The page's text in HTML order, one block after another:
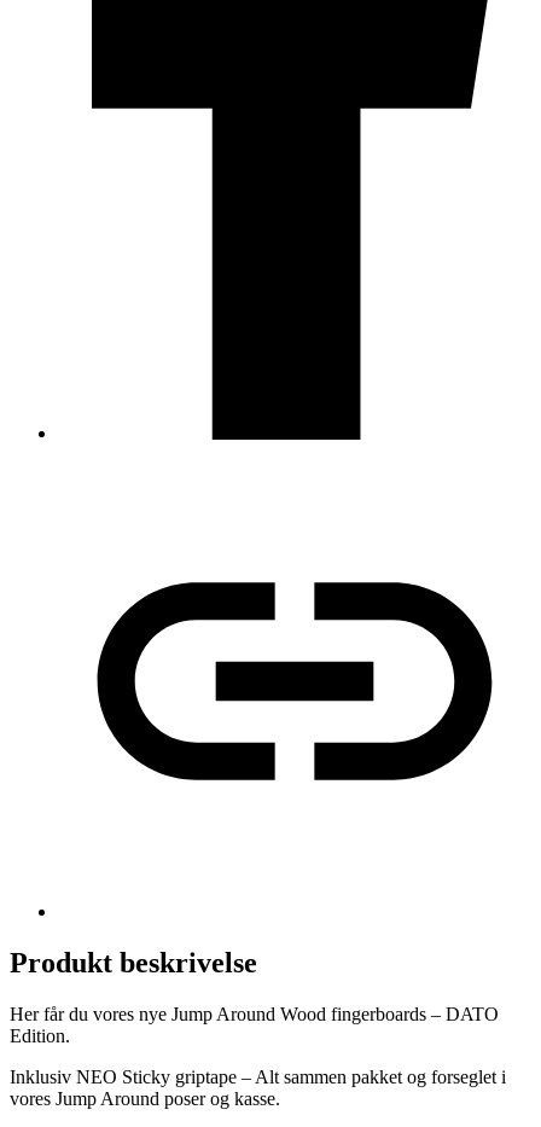
Produkt beskrivelse
Her får du vores nye Jump Around Wood fingerboards – DATO
Edition.
Inklusiv NEO Sticky griptape – Alt sammen pakket og forseglet i
vores Jump Around poser og kasse.